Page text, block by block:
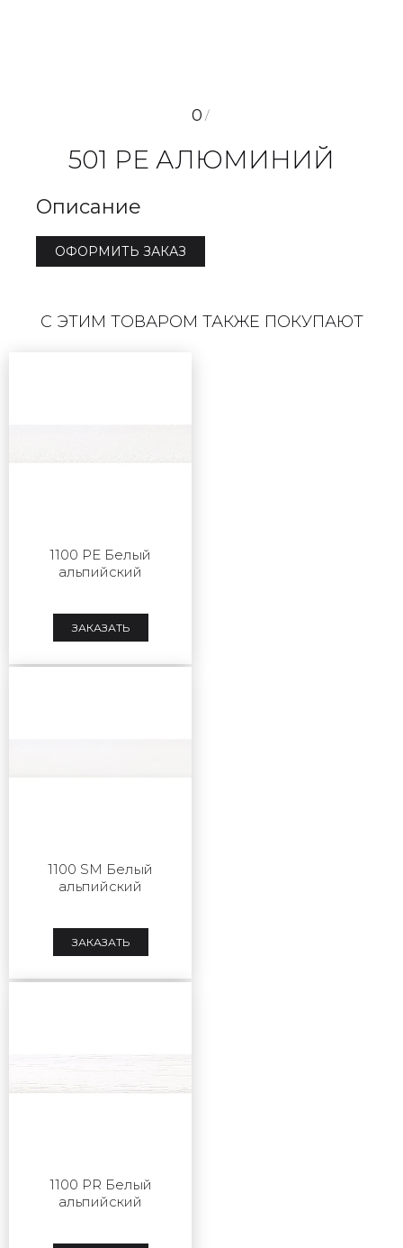
0 /
501 PE АЛЮМИНИЙ
Описание
ОФОРМИТЬ ЗАКАЗ
С ЭТИМ ТОВАРОМ ТАКЖЕ ПОКУПАЮТ
1100 PE Белый
альпийский
ЗАКАЗАТЬ
1100 SM Белый
альпийский
ЗАКАЗАТЬ
1100 PR Белый
альпийский